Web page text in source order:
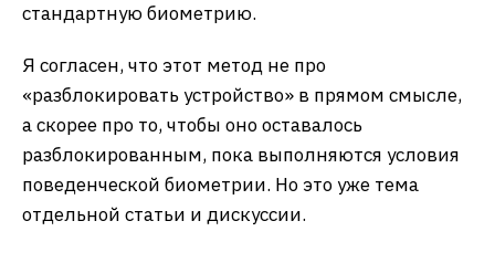
стандартную биометрию.
Я согласен, что этот метод не про
«разблокировать устройство» в прямом смысле,
а скорее про то, чтобы оно оставалось
разблокированным, пока выполняются условия
поведенческой биометрии. Но это уже тема
отдельной статьи и дискуссии.